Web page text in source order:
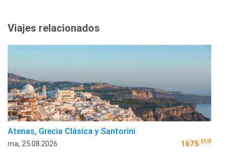
Viajes relacionados
Atenas, Grecia Clásica y Santorini
ma, 25.08.2026 1675 EUR